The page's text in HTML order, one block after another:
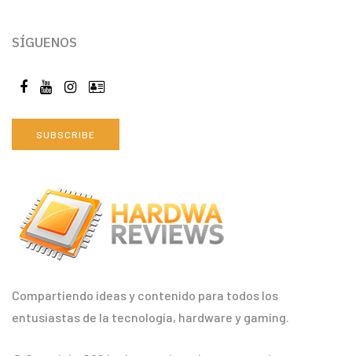
Compartiendo ideas y contenido para todos los
entusiastas de la tecnología, hardware y gaming.
SÍGUENOS
SUBSCRIBE